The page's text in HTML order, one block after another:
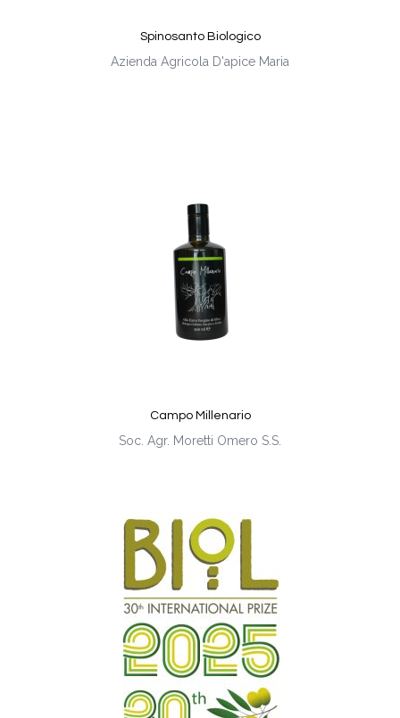
Spinosanto Biologico
Azienda Agricola D'apice Maria
Campo Millenario
Soc. Agr. Moretti Omero S.S.